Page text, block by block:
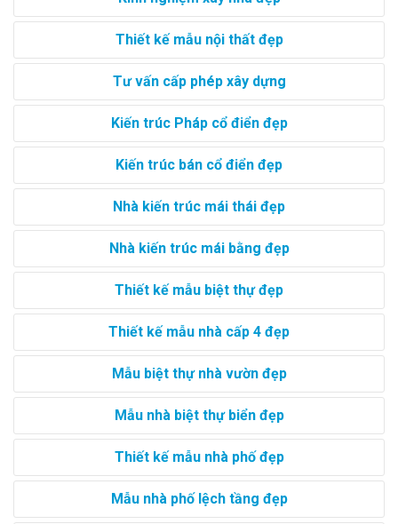
Thiết kế mẫu nội thất đẹp
Tư vấn cấp phép xây dựng
Kiến trúc Pháp cổ điển đẹp
Kiến trúc bán cổ điển đẹp
Nhà kiến trúc mái thái đẹp
Nhà kiến trúc mái bằng đẹp
Thiết kế mẫu biệt thự đẹp
Thiết kế mẫu nhà cấp 4 đẹp
Mẫu biệt thự nhà vườn đẹp
Mẫu nhà biệt thự biển đẹp
Thiết kế mẫu nhà phố đẹp
Mẫu nhà phố lệch tầng đẹp